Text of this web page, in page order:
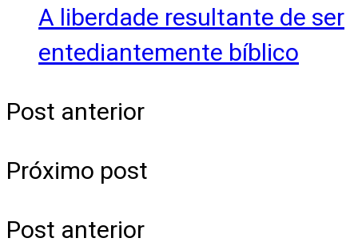
A liberdade resultante de ser
entediantemente bíblico
Post anterior
Próximo post
Post anterior